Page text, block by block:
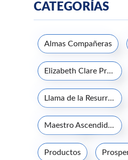
CATEGORÍAS
Almas Compañeras
Elizabeth Clare Prophet
Llama de la Resurrección
Maestro Ascendido Kuthumi
Productos